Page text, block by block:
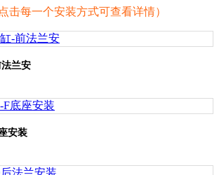
击每一个安装方式可查看详情）
兰安
安装